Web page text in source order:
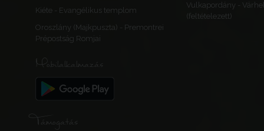
Kiéte - Evangélikus templom
Vulkapordány -
(feltételezett)
Oroszlány (Majkpuszta) - Premontrei
Prépostság Romjai
Mobilalkalmazás
Támogatás